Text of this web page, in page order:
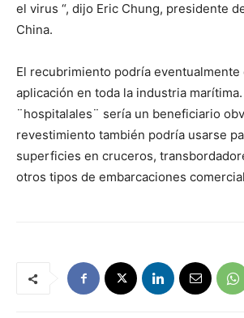
el virus “, dijo Eric Chung, presidente
China.
El recubrimiento podría
aplicación en toda la industria
¨hospitalales¨ sería un beneficiario
revestimiento también podría usarse
superficies en cruceros,
otros tipos de embarcaciones